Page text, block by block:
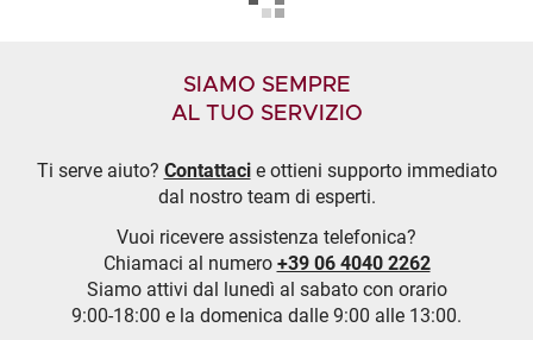
SIAMO SEMPRE
AL TUO SERVIZIO
Ti serve aiuto? Contattacie ottieni supporto immediato
dal nostro team di esperti.
Vuoi ricevere assistenza telefonica?
Chiamaci al numero +39 06 4040 2262
Siamo attivi dal lunedì al sabato con orario
9:00-18:00 e la domenica dalle 9:00 alle 13:00.